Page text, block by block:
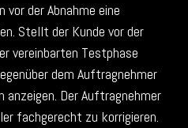
der Abnahme eine
Stellt der Kunde vor der
vereinbarten Testphase
dem Auftragnehmer
Der Auftragnehmer
fachgerecht zu korrigieren.